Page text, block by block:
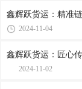
鑫辉跃货运：精准
2024-11-04
鑫辉跃货运：匠心
2024-11-02